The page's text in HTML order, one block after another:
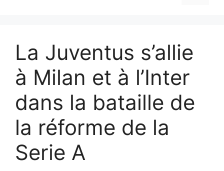
La Juventus s’allie
à Milan et à l’Inter
dans la bataille de
la réforme de la
Serie A